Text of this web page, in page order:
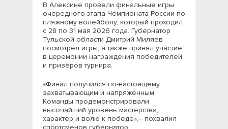
В Алексине провели финальные игры
очередного этапа Чемпионата России по
пляжному волейболу, который проходил
с 28 по 31 мая 2026 года. Губернатор
Тульской области Дмитрий Миляев
посмотрел игры, а также принял участие
в церемонии награждения победителей
и призёров турнира.
«Финал получился по-настоящему
захватывающим и напряженным.
Команды продемонстрировали
высочайший уровень мастерства,
характер и волю к победе»,– похвалил
спортсменов губернатор.